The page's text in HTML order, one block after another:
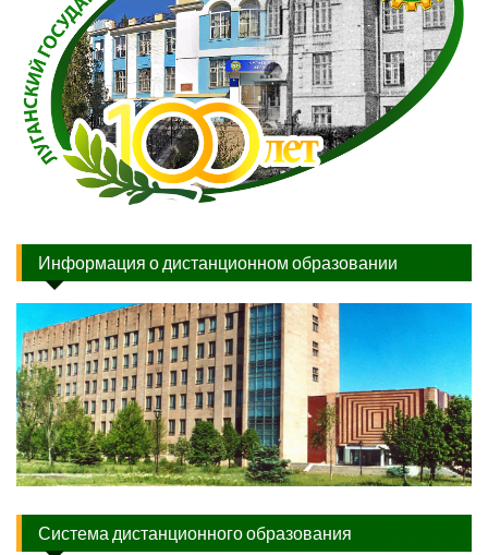
Информация о дистанционном образовании
Система дистанционного образования